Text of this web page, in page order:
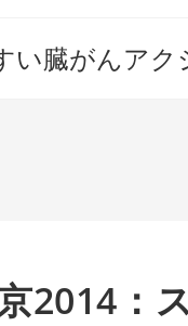
い臓がんアク
2014：